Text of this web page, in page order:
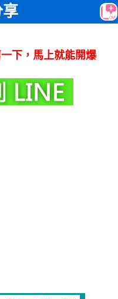
下，馬上就能開爆